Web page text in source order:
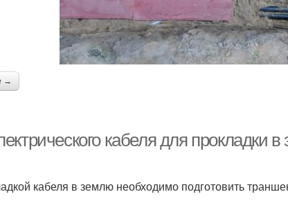
→
кабеля для прокладки
кабеля в землю необходимо подготовить